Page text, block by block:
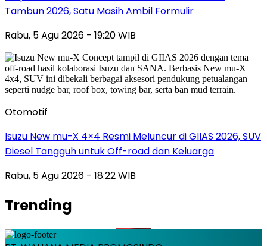
Tambun 2026, Satu Masih Ambil Formulir
Rabu, 5 Agu 2026 - 19:20 WIB
Otomotif
Isuzu New mu-X 4×4 Resmi Meluncur di GIIAS 2026, SUV
Diesel Tangguh untuk Off-road dan Keluarga
Rabu, 5 Agu 2026 - 18:22 WIB
Trending